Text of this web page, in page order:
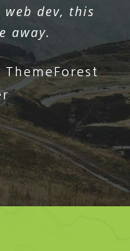
dev, this
away.
ThemeForest
improve their
Quality Team